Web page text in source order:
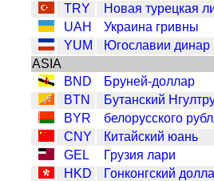
TRY
Новая турецкая
UAH
Украина гривны
YUM
Югославии динар
ASIA
BND
Бруней-доллар
BTN
Бутанский
BYR
белорусского
CNY
Китайский юань
GEL
Грузия лари
HKD
Гонконгский